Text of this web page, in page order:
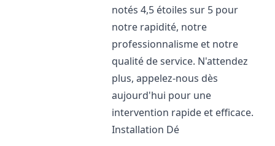
notés 4,5 étoiles sur 5 pour
notre rapidité, notre
professionnalisme et notre
qualité de service. N'attendez
plus, appelez-nous dès
aujourd'hui pour une
intervention rapide et efficace.
Installation Dé